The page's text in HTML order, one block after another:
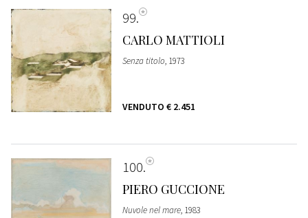
99
CARLO MATTIOLI
Senza titolo, 1973
VENDUTO € 2.451
100
PIERO GUCCIONE
Nuvole nel mare, 1983